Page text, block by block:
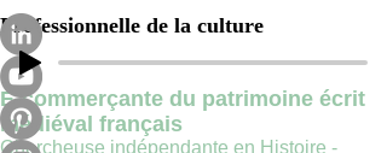
Professionnelle de la culture
E-commerçante du patrimoine écrit
médiéval français
Chercheuse indépendante en Histoire -